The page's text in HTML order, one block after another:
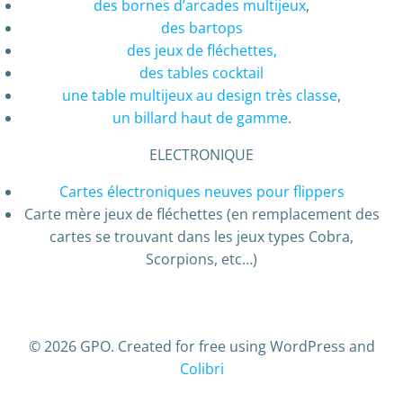
des bornes d’arcades multijeux,
des bartops
des jeux de fléchettes,
des tables cocktail
une table multijeux au design très classe,
un billard haut de gamme.
ELECTRONIQUE
Cartes électroniques neuves pour flippers
Carte mère jeux de fléchettes (en remplacement des
cartes se trouvant dans les jeux types Cobra,
Scorpions, etc…)
© 2026 GPO. Created for free using WordPress and
Colibri